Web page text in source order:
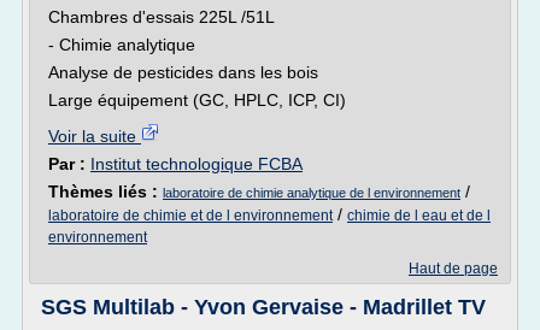
Chambres d'essais 225L /51L
- Chimie analytique
Analyse de pesticides dans les bois
Large équipement (GC, HPLC, ICP, CI)
Voir la suite
Par : Institut technologique FCBA
Thèmes liés : laboratoire de chimie analytique de l environnement /
laboratoire de chimie et de l environnement/ chimie de l eau et de l
environnement
Haut de page
SGS Multilab - Yvon Gervaise - Madrillet TV